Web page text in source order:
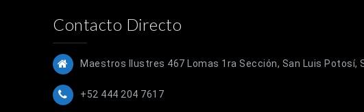
Contacto Directo
Maestros Ilustres 467 Lomas 1ra Sección, San Luis Potosí,
+52 444 204 7617